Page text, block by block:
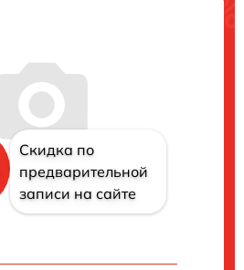
Скидка по
предварительной
записи на сайте